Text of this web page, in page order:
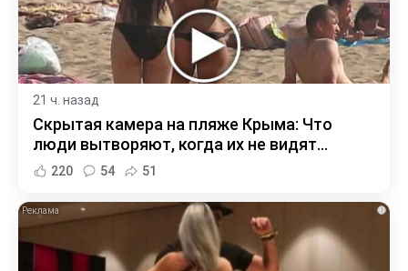
21 ч. назад
Скрытая камера на пляже Крыма: Что
люди вытворяют, когда их не видят...
220 54 51
i